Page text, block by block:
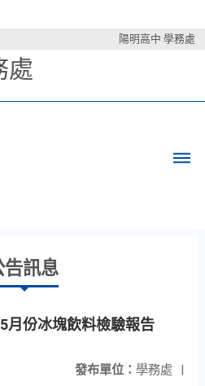
陽明高中 學務處
處
告訊息
月份冰塊飲料檢驗報告
發布單位： 學務處 |